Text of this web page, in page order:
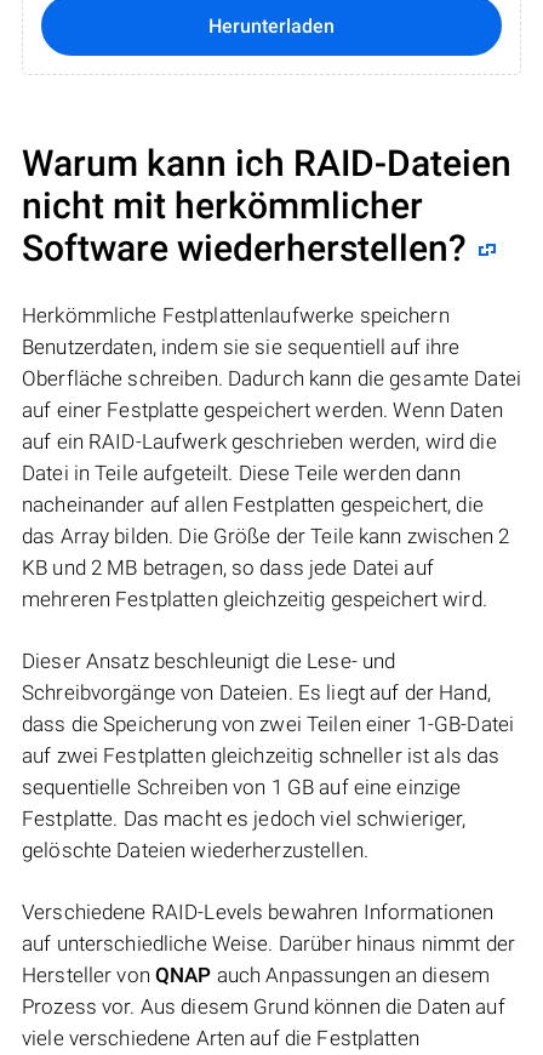
Herunterladen
Warum kann ich RAID-Dateien
nicht mit herkömmlicher
Software wiederherstellen?
Herkömmliche Festplattenlaufwerke speichern
Benutzerdaten, indem sie sie sequentiell auf ihre
Oberfläche schreiben. Dadurch kann die gesamte Datei
auf einer Festplatte gespeichert werden. Wenn Daten
auf ein RAID-Laufwerk geschrieben werden, wird die
Datei in Teile aufgeteilt. Diese Teile werden dann
nacheinander auf allen Festplatten gespeichert, die
das Array bilden. Die Größe der Teile kann zwischen 2
KB und 2 MB betragen, so dass jede Datei auf
mehreren Festplatten gleichzeitig gespeichert wird.
Dieser Ansatz beschleunigt die Lese- und
Schreibvorgänge von Dateien. Es liegt auf der Hand,
dass die Speicherung von zwei Teilen einer 1-GB-Datei
auf zwei Festplatten gleichzeitig schneller ist als das
sequentielle Schreiben von 1 GB auf eine einzige
Festplatte. Das macht es jedoch viel schwieriger,
gelöschte Dateien wiederherzustellen.
Verschiedene RAID-Levels bewahren Informationen
auf unterschiedliche Weise. Darüber hinaus nimmt der
Hersteller von QNAP auch Anpassungen an diesem
Prozess vor. Aus diesem Grund können die Daten auf
viele verschiedene Arten auf die Festplatten